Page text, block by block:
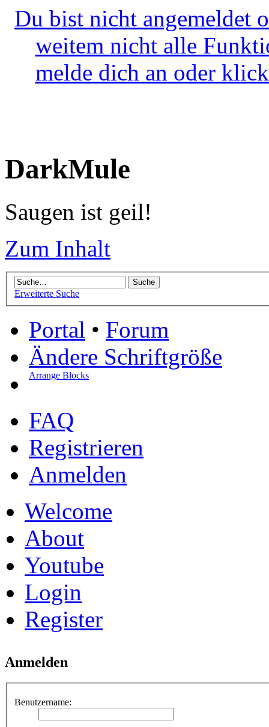
Du bist nicht angemeldet
weitem nicht alle
melde dich an oder
DarkMule
Saugen ist geil!
Zum Inhalt
Erweiterte Suche
Portal • Forum
Ändere Schriftgröße
Arrange Blocks
FAQ
Registrieren
Anmelden
Welcome
About
Youtube
Login
Register
Anmelden
Benutzername: